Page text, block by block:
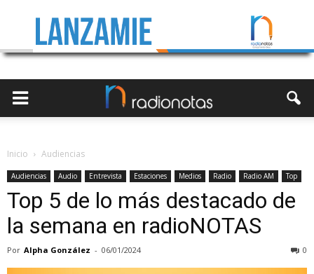
Inicio Audiencias
Audiencias Audio Entrevista Estaciones Medios Radio Radio AM Top
Top 5 de lo más destacado de
la semana en radioNOTAS
Por Alpha González - 06/01/2024 0